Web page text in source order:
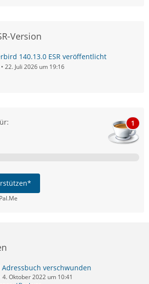
Version
140.13.0 ESR veröffentlicht
22. Juli 2026 um 19:16
1
verschwunden
4. Oktober 2022 um 10:41